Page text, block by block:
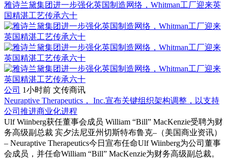
雅诗兰黛集团进一步强化英国制造网络，Whitman工厂迎来英
国精湛工艺传承六十
公司 1小时前 文传商讯
Neuraptive Therapeutics， Inc.宣布关键组织架构调整，以支持
公司推进商业化进程
Ulf Wiinberg获任董事会成员 William “Bill” MacKenzie受聘为财
务高级副总裁 宾夕法尼亚州切斯特布鲁克–（美国商业资讯）
– Neuraptive Therapeutics今日宣布任命Ulf Wiinberg为公司董事
会成员，并任命William “Bill” MacKenzie为财务高级副总裁。